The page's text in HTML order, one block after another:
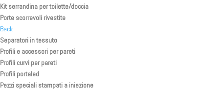
Kit serrandina per toilette/doccia
Porte scorrevoli rivestite
Back
Separatori in tessuto
Profili e accessori per pareti
Profili curvi per pareti
Profili portaled
Pezzi speciali stampati a iniezione